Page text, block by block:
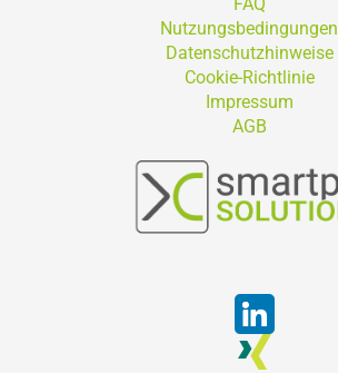
FAQ
Nutzungsbedingungen
Datenschutzhinweise
Cookie-Richtlinie
Impressum
AGB
Suchen